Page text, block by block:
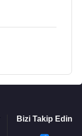
Bizi Takip Edin